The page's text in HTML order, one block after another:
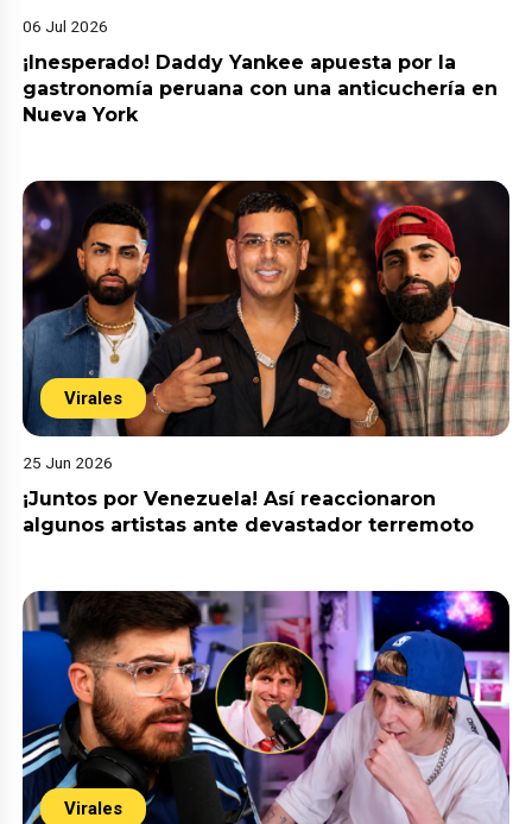
06 Jul 2026
¡Inesperado! Daddy Yankee apuesta por la
gastronomía peruana con una anticuchería en
Nueva York
Virales
25 Jun 2026
¡Juntos por Venezuela! Así reaccionaron
algunos artistas ante devastador terremoto
Virales